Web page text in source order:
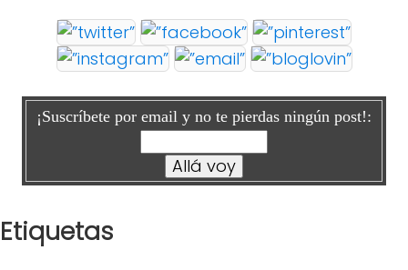
¡Suscríbete por email y no te pierdas ningún post!:
Etiquetas